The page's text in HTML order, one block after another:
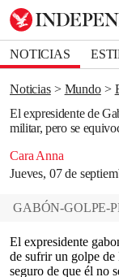
NOTICIAS
DEPORTES
Noticias Mundo
El expresidente de
militar, pero se
Cara Anna
Jueves, 07 de
Bookmark
Removed from
Close popover
GABÓN-GOLPE-
El expresidente
de sufrir un golpe de
seguro de que él no